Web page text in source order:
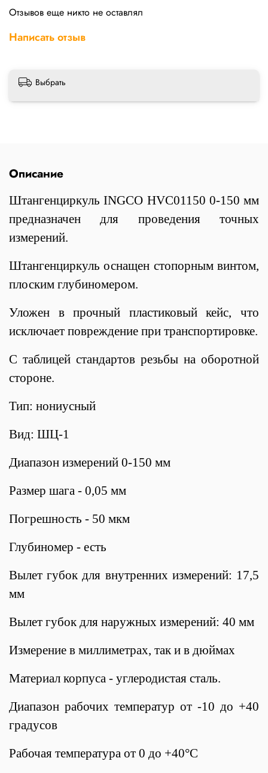
Отзывов еще никто не оставлял
Написать отзыв
Выбрать
Описание
Штангенциркуль INGCO HVC01150 0-150 мм
предназначен для проведения точных
измерений.
Штангенциркуль оснащен стопорным винтом,
плоским глубиномером.
Уложен в прочный пластиковый кейс, что
исключает повреждение при транспортировке.
С таблицей стандартов резьбы на оборотной
стороне.
Тип: нониусный
Вид: ШЦ-1
Диапазон измерений 0-150 мм
Размер шага - 0,05 мм
Погрешность - 50 мкм
Глубиномер - есть
Вылет губок для внутренних измерений: 17,5
мм
Вылет губок для наружных измерений: 40 мм
Измерение в миллиметрах, так и в дюймах
Материал корпуса - углеродистая сталь.
Диапазон рабочих температур от -10 до +40
градусов
Рабочая температура от 0 до +40°С